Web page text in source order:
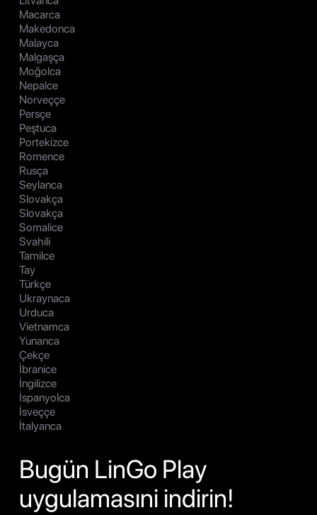
Macarca
Makedonca
Malayca
Malgaşça
Moğolca
Nepalce
Norveççe
Persçe
Peştuca
Portekizce
Romence
Rusça
Seylanca
Slovakça
Slovakça
Somalice
Svahili
Tamilce
Tay
Türkçe
Ukraynaca
Urduca
Vietnamca
Yunanca
Çekçe
İbranice
İngilizce
İspanyolca
İsveççe
İtalyanca
Bugün LinGo Play
uygulamasıni indirin!